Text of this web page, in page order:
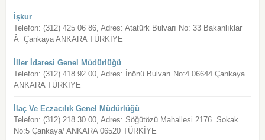
İşkur
Telefon: (312) 425 06 86, Adres: Atatürk Bulvarı No: 33 Bakanlıklar
Â Çankaya ANKARA TÜRKİYE
İller İdaresi Genel Müdürlüğü
Telefon: (312) 418 92 00, Adres: İnönü Bulvarı No:4 06644 Çankaya
ANKARA TÜRKİYE
İlaç Ve Eczacılık Genel Müdürlüğü
Telefon: (312) 218 30 00, Adres: Söğütözü Mahallesi 2176. Sokak
No:5 Çankaya/ ANKARA 06520 TÜRKİYE